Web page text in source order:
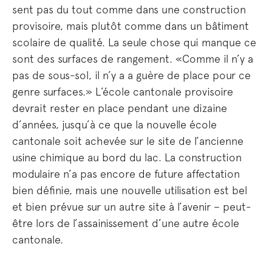
sent pas du tout comme dans une construction
provisoire, mais plutôt comme dans un bâtiment
scolaire de qualité. La seule chose qui manque ce
sont des surfaces de rangement. «Comme il n’y a
pas de sous-sol, il n’y a a guère de place pour ce
genre surfaces.» L’école cantonale provisoire
devrait rester en place pendant une dizaine
d’années, jusqu’à ce que la nouvelle école
cantonale soit achevée sur le site de l’ancienne
usine chimique au bord du lac. La construction
modulaire n’a pas encore de future affectation
bien définie, mais une nouvelle utilisation est bel
et bien prévue sur un autre site à l’avenir – peut-
être lors de l’assainissement d’une autre école
cantonale.